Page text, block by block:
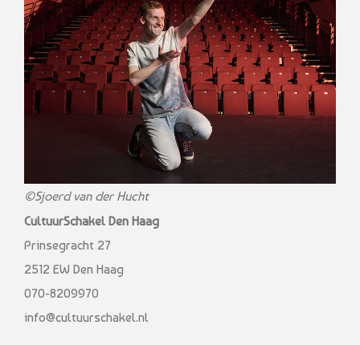
©Sjoerd van der Hucht
CultuurSchakel Den Haag
Prinsegracht 27
2512 EW Den Haag
070-8209970
info@cultuurschakel.nl